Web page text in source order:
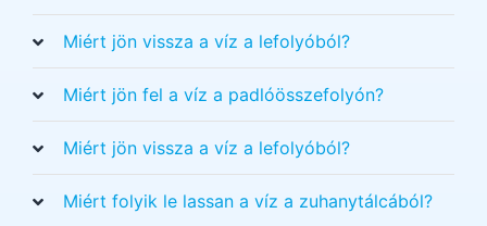
Miért jön vissza a víz a lefolyóból?
Miért jön fel a víz a padlóösszefolyón?
Miért jön vissza a víz a lefolyóból?
Miért folyik le lassan a víz a zuhanytálcából?